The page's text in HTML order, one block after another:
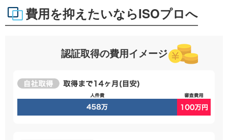
費用を抑えたいならISOプロへ
認証取得の費用イメージ